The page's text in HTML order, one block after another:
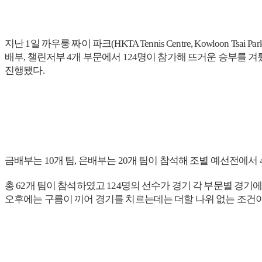
지난 1일 까우룽 짜이 파크(HKTA Tennis Centre, Kowloon Tsai
배부, 챌린저부 4개 부문에서 124명이 참가해 뜨거운 승부를
진행됐다.
금배부는 10개 팀, 은배부는 20개 팀이 참석해 조별 예선전에
총 62개 팀이 참석하였고 124명의 선수가 경기 각 부문별 경
오후에는 구름이 끼어 경기를 치르는데는 더할 나위 없는 조건